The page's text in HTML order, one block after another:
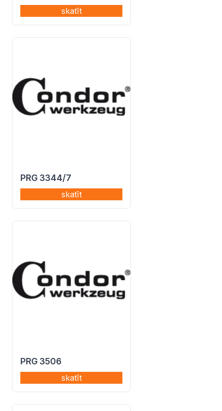
skatīt
PRG 3344/7
skatīt
PRG 3506
skatīt